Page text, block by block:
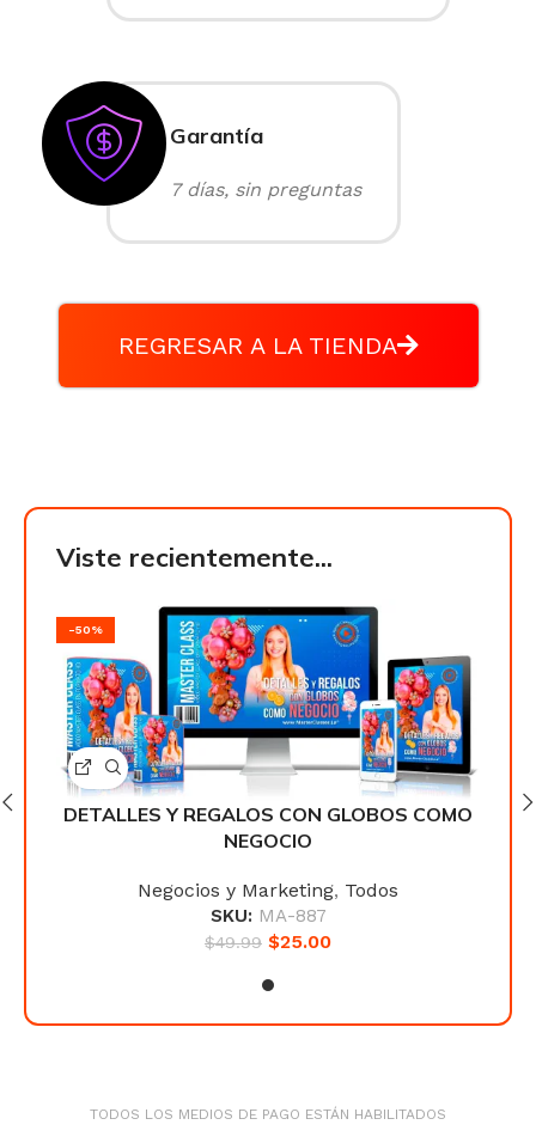
Garantía
7 días, sin preguntas
REGRESAR A LA TIENDA
Viste recientemente...
-50%
DETALLES Y REGALOS CON GLOBOS COMO
NEGOCIO
Negocios y Marketing, Todos
SKU: MA-887
$49.99 $25.00
TODOS LOS MEDIOS DE PAGO ESTÁN HABILITADOS